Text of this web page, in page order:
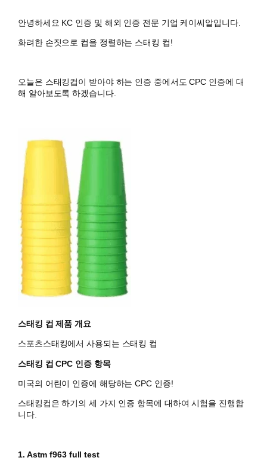
안녕하세요 KC 인증 및 해외 인증 전문 기업 케이씨알입니다.
화려한 손짓으로 컵을 정렬하는 스태킹 컵!
오늘은 스태킹컵이 받아야 하는 인증 중에서도 CPC 인증에 대
해 알아보도록 하겠습니다.
스태킹 컵 제품 개요
스포츠스태킹에서 사용되는 스태킹 컵
스태킹 컵 CPC 인증 항목
미국의 어린이 인증에 해당하는 CPC 인증!
스태킹컵은 하기의 세 가지 인증 항목에 대하여 시험을 진행합
니다.
1. Astm f963 full test